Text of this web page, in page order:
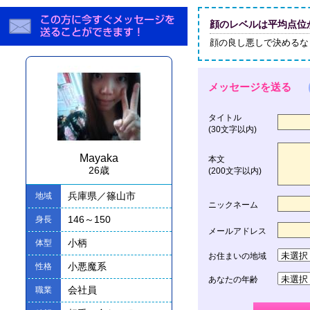
Mayaka
26歳
地域 兵庫県／篠山市
身長 146～150
体型 小柄
性格 小悪魔系
職業 会社員
顔のレベルは平均点
顔の良し悪しで決める
メッセージを送る
タイトル
(30文字以内)
本文
(200文字以内)
ニックネーム
メールアドレス
お住まいの地域
あなたの年齢